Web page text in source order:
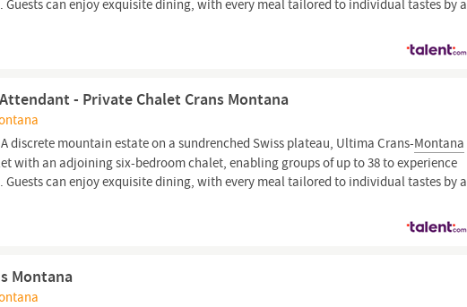
can enjoy exquisite dining, with every meal tailored to individual tastes by a
- Private Chalet Crans Montana
discrete mountain estate on a sundrenched Swiss plateau, Ultima Crans-Montana
with an adjoining six-bedroom chalet, enabling groups of up to 38 to experience
can enjoy exquisite dining, with every meal tailored to individual tastes by a
Montana